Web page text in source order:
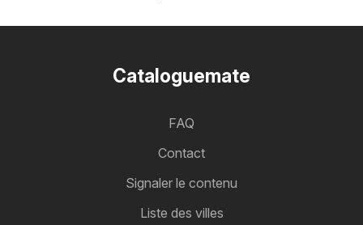
Cataloguemate
FAQ
Contact
Signaler le contenu
Liste des villes